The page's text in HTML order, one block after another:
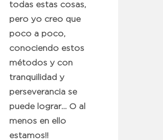
todas estas cosas,
pero yo creo que
poco a poco,
conociendo estos
métodos y con
tranquilidad y
perseverancia se
puede lograr… O al
menos en ello
estamos!!